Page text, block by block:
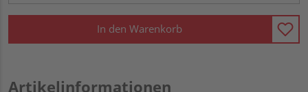
In den Warenkorb
Artikelinformationen